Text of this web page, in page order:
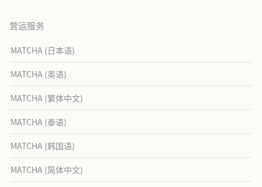
营运服务
MATCHA (日本语)
MATCHA (英语)
MATCHA (繁体中文)
MATCHA (泰语)
MATCHA (韩国语)
MATCHA (简体中文)